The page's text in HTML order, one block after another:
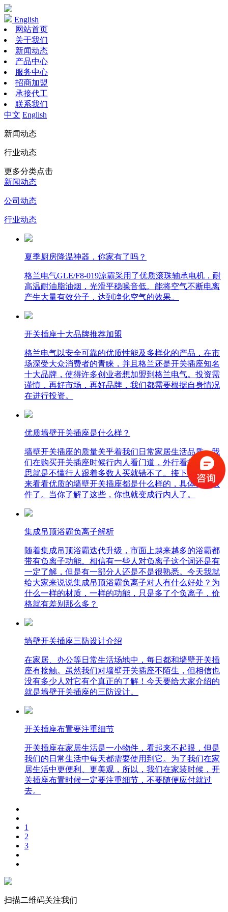
English
网站首页
关于我们
新闻动态
产品中心
服务中心
招商加盟
承接代工
联系我们
中文 English
新闻动态
行业动态
更多分类点击
新闻动态
公司动态
行业动态
夏季厨房降温神器，你家有了吗？
格兰电气GLE/F8-019凉霸采用了优质滚珠轴承电机，耐
高温耐油脂油烟，光滑平稳噪音低。能将空气不断电离
产生大量有效分子，达到净化空气的效果。
开关插座十大品牌推荐加盟
格兰电气以安全可靠的优质性能及多样化的产品，在市
场深受大众消费者的青睐，并且格兰还是开关插座知名
十大品牌，使得许多创业者想加盟到格兰电气。投资需
谨慎，再好市场，再好品牌，我们都需要根据自身情况
在进行投资。
优质墙壁开关插座是什么样？
墙壁开关插座的质量关乎着我们日常家居生活品质，我
们在购买开关插座时候行内人看门道，外行看热闹，意
思就是不懂行人跟着多数人买就错不了。接下来我们就
来看看优质的墙壁开关插座都是什么样的，具体什么条
件了。当你了解了这些，你也就变成行内人了。
集成吊顶浴霸负离子解析
随着集成吊顶浴霸迭代升级，市面上越来越多的浴霸都
带有负离子功能。相信有一些人对负离子这个词还是有
一定了解，但是有一部分人还是不是很熟悉。今天我就
给大家来说说集成吊顶浴霸负离子对人有什么好处？为
什么一样的材质，一样的功能，只是多了个负离子，价
格就有差别那么多？
墙壁开关插座三防设计介绍
在家居、办公等日常生活场地中，每日都和墙壁开关插
座有接触。虽然我们对墙壁开关插座不陌生，但相信也
没有多少人对它有个真正的了解！今天要给大家介绍的
就是墙壁开关插座的三防设计。
开关插座布置要注重细节
开关插座在家居生活是一小物件，看起来不起眼，但是
我们的日常生活中每天都需要使用到它。为了我们在家
居生活中更便利、更美观，所以，我们在家装时候，开
关插座布置时候一定要注重细节，不要随便应付就过
去。
1
2
3
扫描二维码关注我们